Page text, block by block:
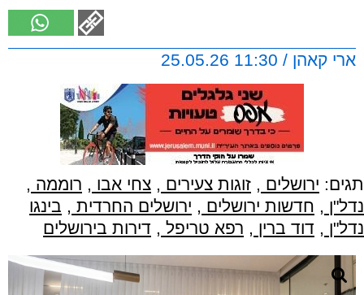
ארי קאהן / 11:30 25.05.26
תגים: ירושלים , זוגות צעירים , צחי אבו , רוממה ,
נדל"ן , חדשות ירושלים , ירושלים החרדית , בינגו
נדל"ן , דוד ברין , רפא טריפל , דירות בירושלים